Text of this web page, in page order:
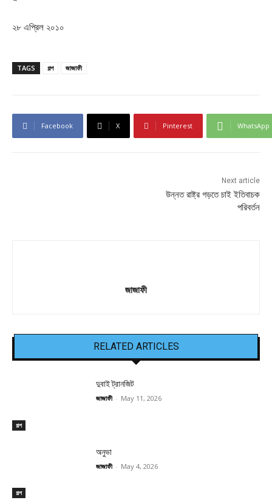
২৮ এপ্রিল ২০১০
TAGS গল্প জাজাফী
Facebook X Pinterest WhatsApp
Next article
উন্নত রাষ্ট্র গড়তে চাই ইতিবাচক
পরিবর্তন
জাজাফী
RELATED ARTICLES
গল্প
দুবাই ট্রানজিট
জাজাফী - May 11, 2026
গল্প
অনুভা
জাজাফী - May 4, 2026